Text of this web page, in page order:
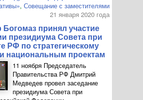
, Совещание с заместителями
21 января 2020 года
Богомаз принял участие
президиума Совета при
РФ по стратегическому
национальным проектам
11 ноября Председатель
Правительства РФ Дмитрий
Медведев провел заседание
президиума Совета при